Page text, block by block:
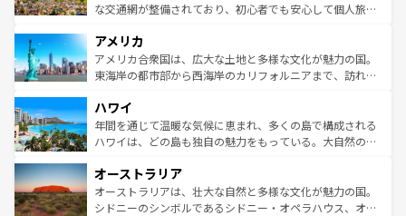
を参照してほしい。
戦など、本場だからこそできる体験も豊富。イギリスを旅
ンツ一覧を参照してほしい。
な交通網が整備されており、初心者でも安心して個人旅行
の建物がそのまま残る町や、スイスならではのユニークな
博物館もあり、アルプス観光だけでなく町歩きも満喫する
ことができる。国民の所得が高いため物価も高いが、旅行
ば市内交通費無料で観光を楽しむこともできる。 なお、新
着のスイス情報はコンテンツ一覧 を参照してほしい。
アメリカ
アメリカ合衆国は、広大な土地と多様な文化が魅力の国。
東海岸の都市部から西海岸のカリフォルニアまで、訪れる
のような巨大都市は、観光、ショッピング、エンターテイ
ンメントが詰まった刺激的なスポットだ。一方、アメリカ
西部には大自然が広がり、グランドキャニオンやイエロー
部のニューオーリンズでは、音楽と美食が融合した独特の
文化が魅力。旅行者はアメリカの各地域で異なる魅力を楽
しみながら、その多様性と豊かな歴史を感じることができ
ハワイ
年間を通じて温暖な気候に恵まれ、多くの島で構成される
ハワイは、どの島も独自の魅力をもっている。大自然の神
ワイ島は見逃せない。また、定番の観光地といえばオアフ
島だが、静かな自然を求めるならマウイ島やカウアイ島が
おすすめ。エメラルドグリーンに輝く海をはじめ、豊かな
オーストラリア
オーストラリアは、壮大な自然と多様な文化が魅力の国。
シドニーのシンボルであるシドニー・オペラハウス、オー